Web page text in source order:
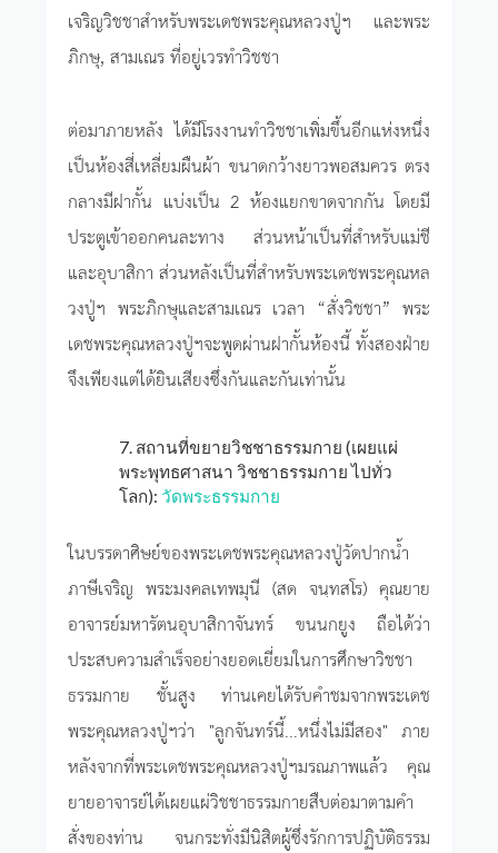
เจริญวิชชาสำหรับพระเดชพระคุณหลวงปู่ฯ และพระ
ภิกษุ, สามเณร ที่อยู่เวรทำวิชชา
ต่อมาภายหลัง ได้มีโรงงานทำวิชชาเพิ่มขึ้นอีกแห่งหนึ่ง
เป็นห้องสี่เหลี่ยมผืนผ้า ขนาดกว้างยาวพอสมควร ตรง
กลางมีฝากั้น แบ่งเป็น 2 ห้องแยกขาดจากกัน โดยมี
ประตูเข้าออกคนละทาง ส่วนหน้าเป็นที่สำหรับแม่ชี
และอุบาสิกา ส่วนหลังเป็นที่สำหรับพระเดชพระคุณหล
วงปู่ฯ พระภิกษุและสามเณร เวลา “สั่งวิชชา” พระ
เดชพระคุณหลวงปู่ฯจะพูดผ่านฝากั้นห้องนี้ ทั้งสองฝ่าย
จึงเพียงแต่ได้ยินเสียงซึ่งกันและกันเท่านั้น
7. สถานที่ขยายวิชชาธรรมกาย (เผยแผ่
พระพุทธศาสนา วิชชาธรรมกาย ไปทั่ว
โลก): วัดพระธรรมกาย
ในบรรดาศิษย์ของพระเดชพระคุณหลวงปู่วัดปากน้ำ
ภาษีเจริญ พระมงคลเทพมุนี (สด จนฺทสโร) คุณยาย
อาจารย์มหารัตนอุบาสิกาจันทร์ ขนนกยูง ถือได้ว่า
ประสบความสำเร็จอย่างยอดเยี่ยมในการศึกษาวิชชา
ธรรมกาย ชั้นสูง ท่านเคยได้รับคำชมจากพระเดช
พระคุณหลวงปู่ฯว่า "ลูกจันทร์นี้...หนึ่งไม่มีสอง" ภาย
หลังจากที่พระเดชพระคุณหลวงปู่ฯมรณภาพแล้ว คุณ
ยายอาจารย์ได้เผยแผ่วิชชาธรรมกายสืบต่อมาตามคำ
สั่งของท่าน จนกระทั่งมีนิสิตผู้ซึ่งรักการปฏิบัติธรรม